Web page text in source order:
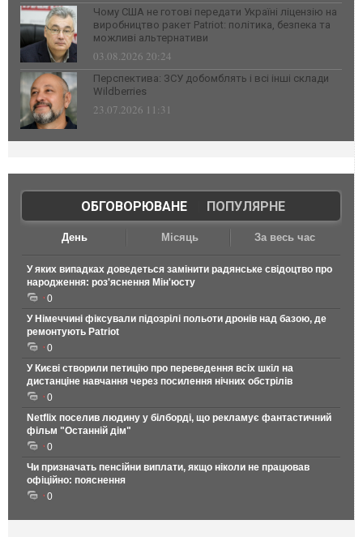
Чому США не готові передати Україні ліцензію на
виробництво ракет Patriot: політика, безпека та
можливі альтернативи
03.08.2026 20:24
Перспектива: ЗСУ добомблять і всі інші склади
Wildberries
23.07.2026 11:31
ОБГОВОРЮВАНЕ| ПОПУЛЯРНЕ
День Місяць За весь час
У яких випадках доведеться замінити радянське свідоцтво про
народження: роз'яснення Мін'юсту
0
У Німеччині фіксували підозрілі польоти дронів над базою, де
ремонтують Patriot
0
У Києві створили петицію про переведення всіх шкіл на
дистанціне навчання через посилення нічних обстрілів
0
Netflix поселив людину у білборді, що рекламує фантастичний
фільм "Останній дім"
0
Чи призначать пенсійни виплати, якщо ніколи не працював
офіційно: пояснення
0